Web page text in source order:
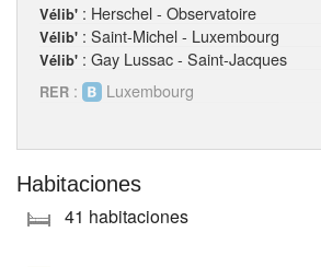
Vélib' : Herschel - Observatoire
Vélib' : Saint-Michel - Luxembourg
Vélib' : Gay Lussac - Saint-Jacques
RER : Luxembourg
Habitaciones
41 habitaciones